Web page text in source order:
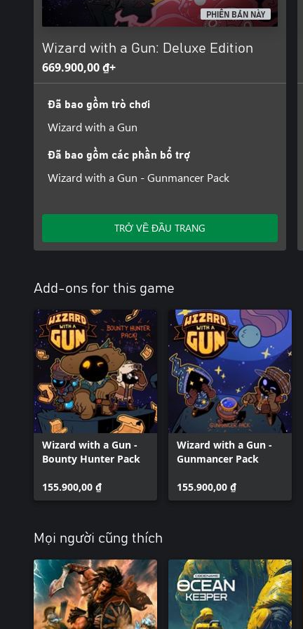
PHIÊN BẢN NÀY
Wizard with a Gun: Deluxe Edition
669.900,00 ₫+
Đã bao gồm trò chơi
Wizard with a Gun
Đã bao gồm các phần bổ trợ
Wizard with a Gun - Gunmancer Pack
TRỞ VỀ ĐẦU TRANG
Add-ons for this game
Wizard with a Gun -
Bounty Hunter Pack
155.900,00 ₫
Wizard with a Gun -
Gunmancer Pack
155.900,00 ₫
Mọi người cũng thích